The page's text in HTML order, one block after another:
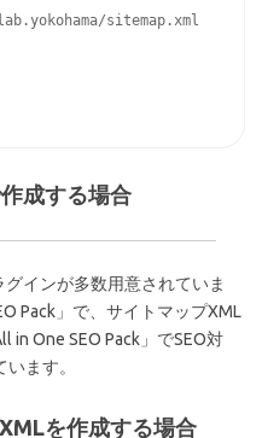
sitemap.xml
成する場合
インが多数用意されていま
Pack」で、サイトマップXML
in One SEO Pack」でSEO対
ます。
を作成する場合